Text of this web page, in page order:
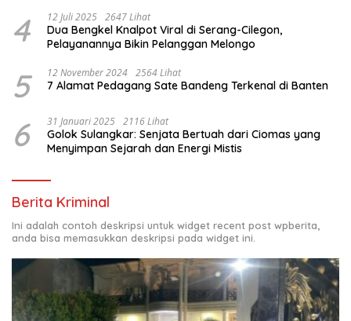
4 12 Juli 2025 2647 Lihat
Dua Bengkel Knalpot Viral di Serang-Cilegon,
Pelayanannya Bikin Pelanggan Melongo
5 12 November 2024 2564 Lihat
7 Alamat Pedagang Sate Bandeng Terkenal di Banten
6 31 Januari 2025 2116 Lihat
Golok Sulangkar: Senjata Bertuah dari Ciomas yang
Menyimpan Sejarah dan Energi Mistis
Berita Kriminal
Ini adalah contoh deskripsi untuk widget recent post wpberita,
anda bisa memasukkan deskripsi pada widget ini.